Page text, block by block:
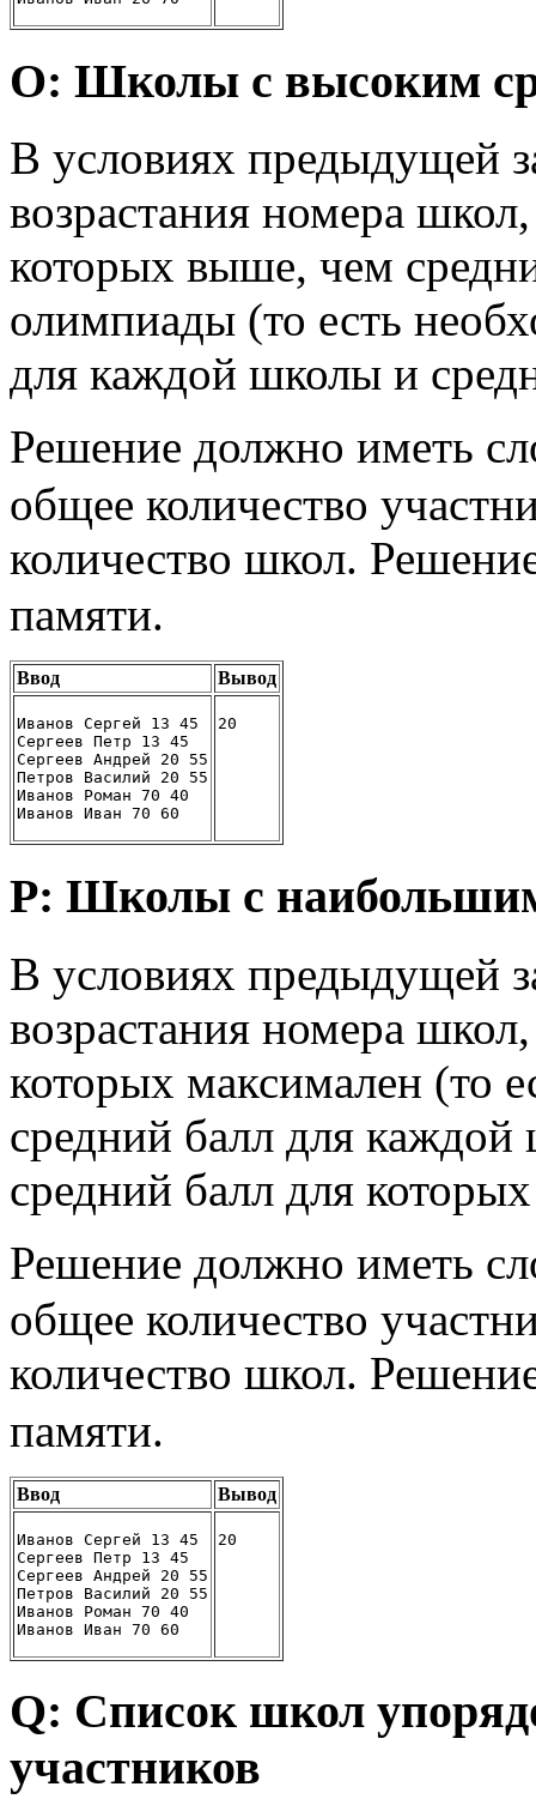
O: Школы с высоким
В условиях предыдущей
возрастания номера
которых выше, чем
олимпиады (то есть
для каждой школы и
Решение должно иметь
общее количество
количество школ.
памяти.
Ввод Вывод
Иванов Сергей 13 45
Сергеев Петр 13 45
Сергеев Андрей 20 55
Петров Василий 20 55
Иванов Роман 70 40
Иванов Иван 70 60
20
P: Школы с
В условиях предыдущей
возрастания номера
которых максимален (то
средний балл для
средний балл для
Решение должно иметь
общее количество
количество школ.
памяти.
Ввод Вывод
Иванов Сергей 13 45
Сергеев Петр 13 45
Сергеев Андрей 20 55
Петров Василий 20 55
Иванов Роман 70 40
Иванов Иван 70 60
20
Q: Список школ
участников